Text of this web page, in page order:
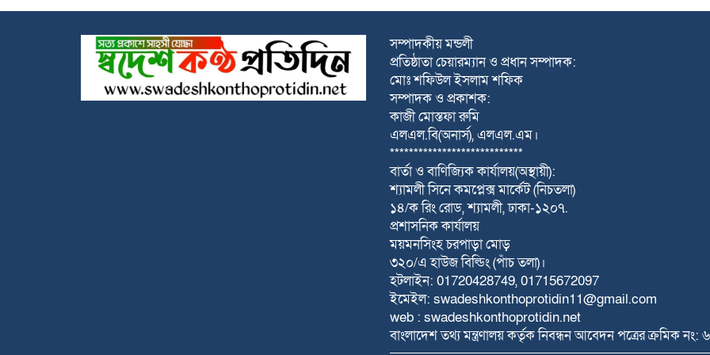
সম্পাদকীয় মন্ডলী
প্রতিষ্ঠাতা চেয়ারম্যান ও প্রধান সম্পাদক:
মোঃ শফিউল ইসলাম শফিক
সম্পাদক ও প্রকাশক:
কাজী মোস্তফা রুমি
এলএল.বি(অনার্স), এলএল.এম।
****************************
বার্তা ও বাণিজ্যিক কার্যালয়(অস্থায়ী):
শ্যামলী সিনে কমপ্লেক্স মার্কেট (নিচতলা)
১৪/ক রিং রোড, শ্যামলী, ঢাকা-১২০৭.
প্রশাসনিক কার্যালয়
ময়মনসিংহ চরপাড়া মোড়
৩২০/এ হাউজ বিল্ডিং (পাঁচ তলা)।
হটলাইন: 01720428749, 01715672097
ইমেইল: swadeshkonthoprotidin11@gmail.com
web : swadeshkonthoprotidin.net
বাংলাদেশ তথ্য মন্ত্রণালয় কর্তৃক নিবন্ধন আবেদন পত্রের ক্রমিক